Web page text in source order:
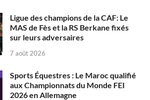
Ligue des champions de la CAF: Le
MAS de Fès et la RS Berkane fixés
sur leurs adversaires
7 août 2026
Sports Équestres : Le Maroc qualifié
aux Championnats du Monde FEI
2026 en Allemagne